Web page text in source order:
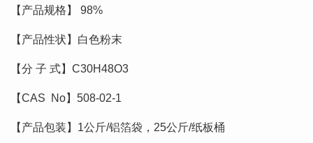
【产品规格】 98%
【产品性状】白色粉末
【分 子 式】C30H48O3
【CAS No】508-02-1
【产品包装】1公斤/铝箔袋，25公斤/纸板桶